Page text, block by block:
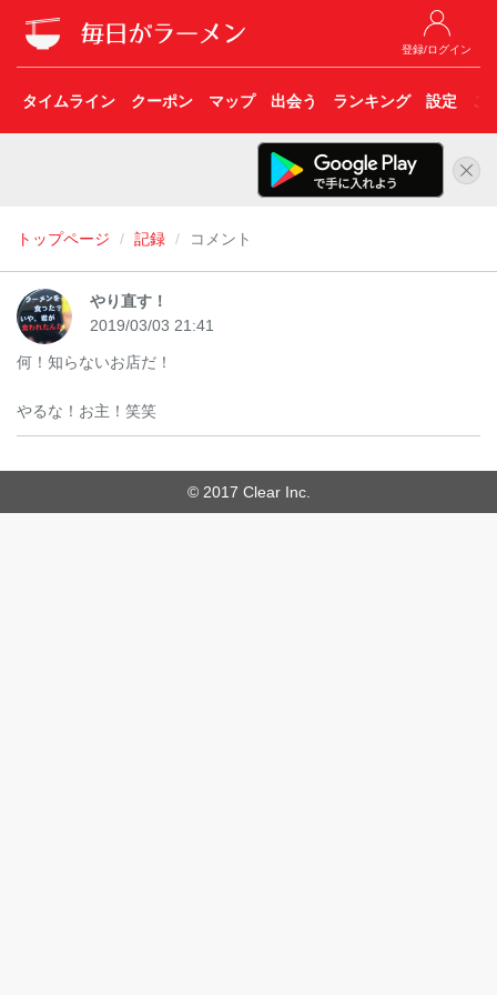
登録/ログイン
タイムライン クーポン マップ 出会う ランキング 設定 こ
トップページ 記録 コメント
やり直す！
2019/03/03 21:41
何！知らないお店だ！
やるな！お主！笑笑
© 2017 Clear Inc.